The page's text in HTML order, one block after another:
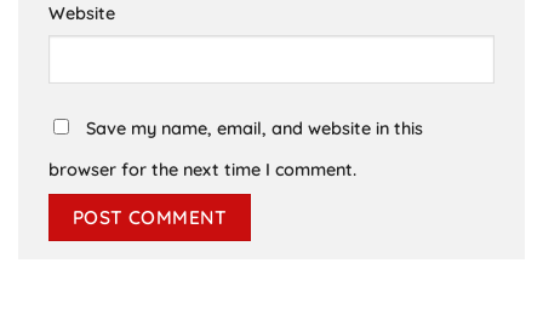
Website
Save my name, email, and website in this
browser for the next time I comment.